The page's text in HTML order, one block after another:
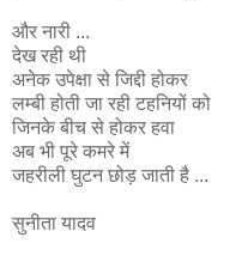
और नारी ...
देख रही थी
अनेक उपेक्षा से जिद्दी होकर
लम्बी होती जा रही टहनियों को
जिनके बीच से होकर हवा
अब भी पूरे कमरे में
जहरीली घुटन छोड़ जाती है ...
सुनीता यादव